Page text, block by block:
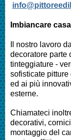
Imbiancare
Il nostro lavoro
decoratore parte
tinteggiature -
sofisticate
ed ai più
esterne.
Chiamateci
decorativi,
montaggio del